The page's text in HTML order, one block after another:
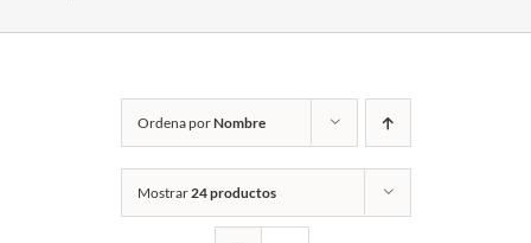
Ordena porNombre
Mostrar24 productos